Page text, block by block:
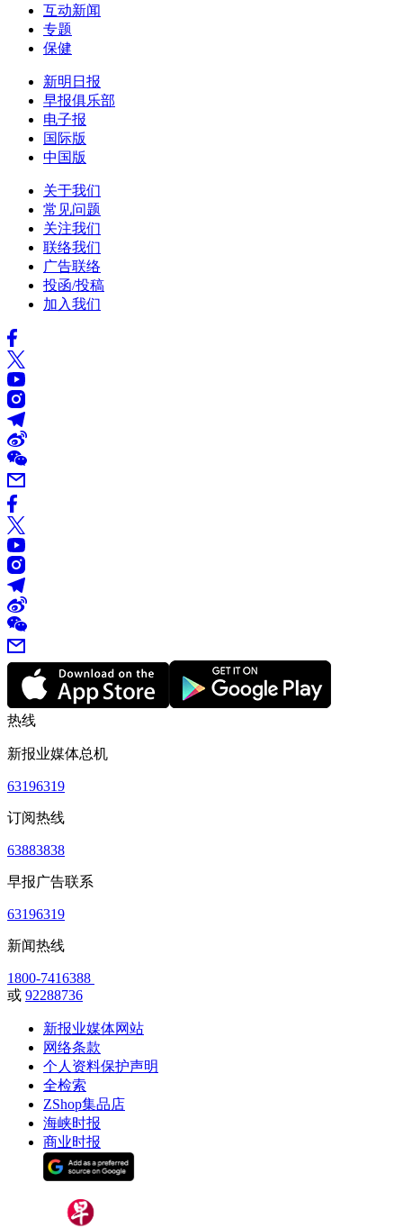
互动新闻
专题
保健
新明日报
早报俱乐部
电子报
国际版
中国版
关于我们
常见问题
关注我们
联络我们
广告联络
投函/投稿
加入我们
热线
新报业媒体总机
63196319
订阅热线
63883838
早报广告联系
63196319
新闻热线
1800-7416388
或 92288736
新报业媒体网站
网络条款
个人资料保护声明
全检索
ZShop集品店
海峡时报
商业时报